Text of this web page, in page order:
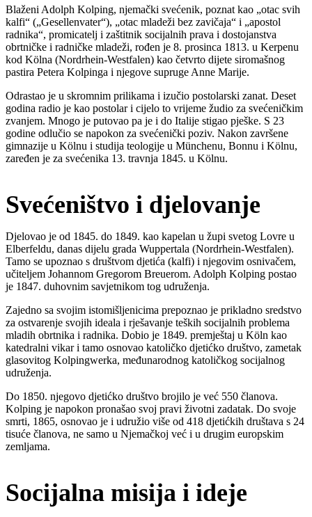
Blaženi Adolph Kolping, njemački svećenik, poznat kao „otac svih
kalfi“ („Gesellenvater“), „otac mladeži bez zavičaja“ i „apostol
radnika“, promicatelj i zaštitnik socijalnih prava i dostojanstva
obrtničke i radničke mladeži, rođen je 8. prosinca 1813. u Kerpenu
kod Kölna (Nordrhein-Westfalen) kao četvrto dijete siromašnog
pastira Petera Kolpinga i njegove supruge Anne Marije.
Odrastao je u skromnim prilikama i izučio postolarski zanat. Deset
godina radio je kao postolar i cijelo to vrijeme žudio za svećeničkim
zvanjem. Mnogo je putovao pa je i do Italije stigao pješke. S 23
godine odlučio se napokon za svećenički poziv. Nakon završene
gimnazije u Kölnu i studija teologije u Münchenu, Bonnu i Kölnu,
zaređen je za svećenika 13. travnja 1845. u Kölnu.
Svećeništvo i djelovanje
Djelovao je od 1845. do 1849. kao kapelan u župi svetog Lovre u
Elberfeldu, danas dijelu grada Wuppertala (Nordrhein-Westfalen).
Tamo se upoznao s društvom djetića (kalfi) i njegovim osnivačem,
učiteljem Johannom Gregorom Breuerom. Adolph Kolping postao
je 1847. duhovnim savjetnikom tog udruženja.
Zajedno sa svojim istomišljenicima prepoznao je prikladno sredstvo
za ostvarenje svojih ideala i rješavanje teških socijalnih problema
mladih obrtnika i radnika. Dobio je 1849. premještaj u Köln kao
katedralni vikar i tamo osnovao katoličko djetićko društvo, zametak
glasovitog Kolpingwerka, međunarodnog katoličkog socijalnog
udruženja.
Do 1850. njegovo djetićko društvo brojilo je već 550 članova.
Kolping je napokon pronašao svoj pravi životni zadatak. Do svoje
smrti, 1865, osnovao je i udružio više od 418 djetićkih društava s 24
tisuće članova, ne samo u Njemačkoj već i u drugim europskim
zemljama.
Socijalna misija i ideje